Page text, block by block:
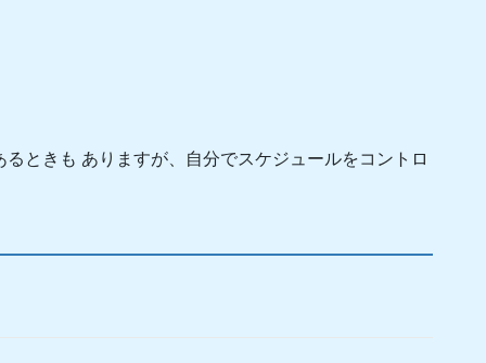
ときも ありますが、自分でスケジュールをコントロ